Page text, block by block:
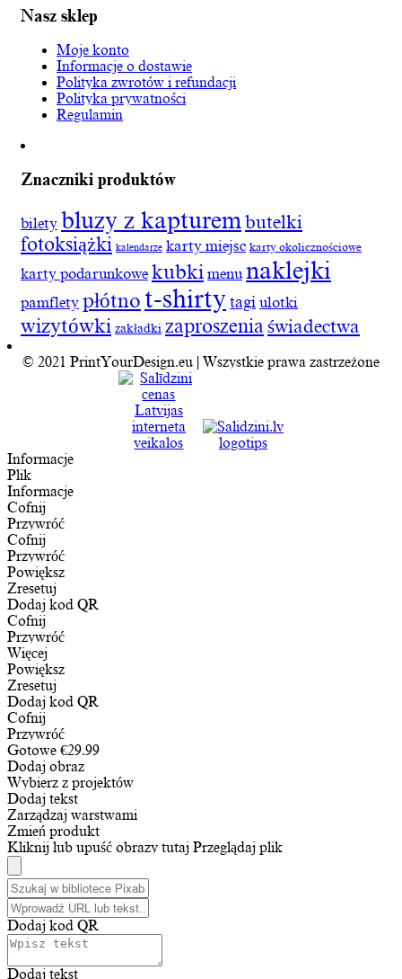
Nasz sklep
Moje konto
Informacje o dostawie
Polityka zwrotów i refundacji
Polityka prywatności
Regulamin
Znaczniki produktów
bilety bluzy z kapturem butelki
fotoksiążki kalendarze karty miejsc karty okolicznościowe
karty podarunkowe kubki menu naklejki
pamflety płótnot-shirty tagi ulotki
wizytówki zakładki zaproszeniaświadectwa
© 2021 PrintYourDesign.eu | Wszystkie prawa zastrzeżone
Informacje
Plik
Informacje
Cofnij
Przywróć
Cofnij
Przywróć
Powiększ
Zresetuj
Dodaj kod QR
Cofnij
Przywróć
Więcej
Powiększ
Zresetuj
Dodaj kod QR
Cofnij
Przywróć
Gotowe €29.99
Dodaj obraz
Wybierz z projektów
Dodaj tekst
Zarządzaj warstwami
Zmień produkt
Kliknij lub upuść obrazy tutaj Przeglądaj plik
Dodaj kod QR
Dodaj tekst